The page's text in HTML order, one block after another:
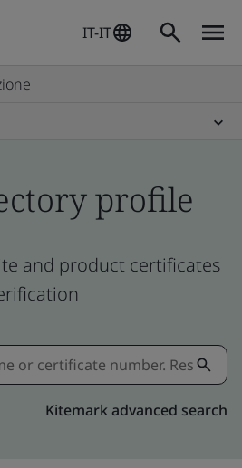
IT-IT
profile
and product certificates
Kitemark advanced search